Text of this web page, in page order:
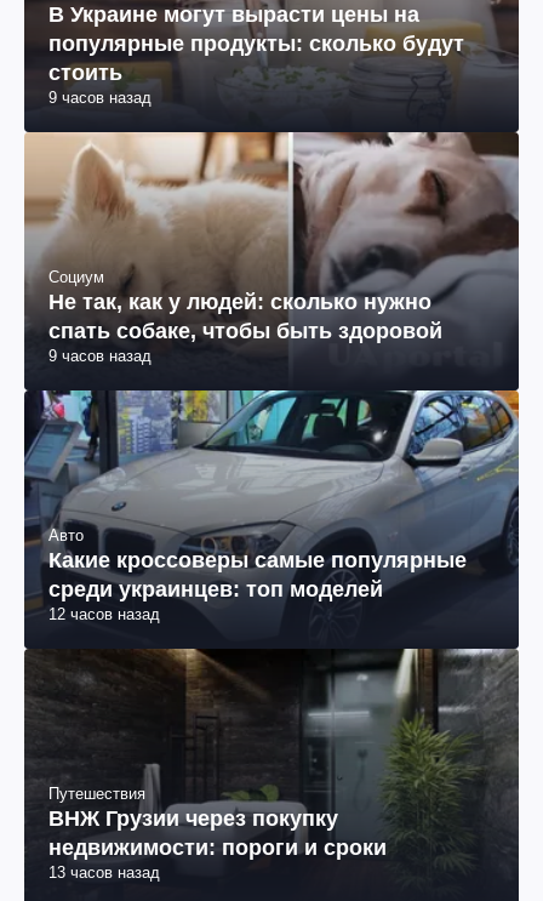
В Украине могут вырасти цены на
популярные продукты: сколько будут
стоить
9 часов назад
Социум
Не так, как у людей: сколько нужно
спать собаке, чтобы быть здоровой
9 часов назад
Авто
Какие кроссоверы самые популярные
среди украинцев: топ моделей
12 часов назад
Путешествия
ВНЖ Грузии через покупку
недвижимости: пороги и сроки
13 часов назад